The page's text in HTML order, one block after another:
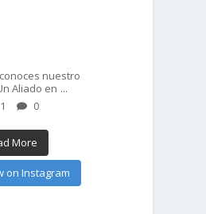
nuestro
Aliado en ...
1 0
More
on Instagram